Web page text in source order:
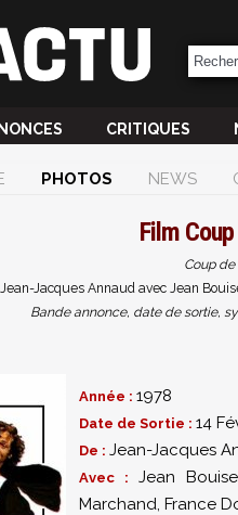
CRITIQUES
PHOTOS NEWS
Film
Coup
Jacques Annaud avec Jean
Bande annonce, date de sortie,
Année : 1978
Date de Sortie : 14
De : Jean-Jacques
Avec : Jean Bouise
Marchand, France